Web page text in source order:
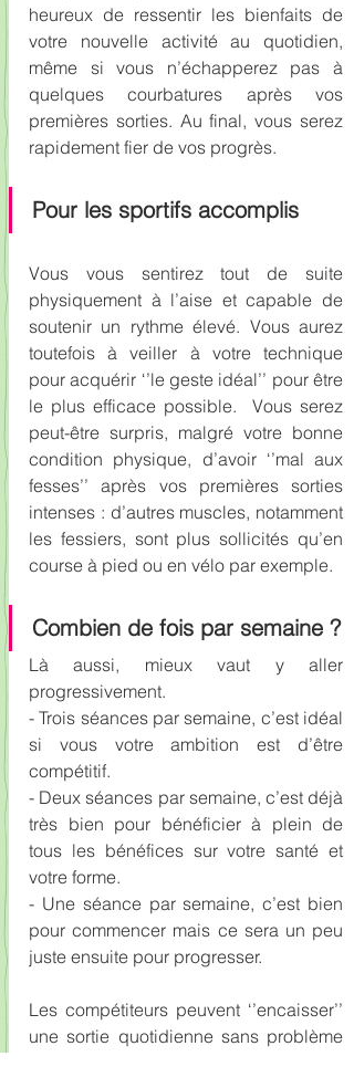
heureux de ressentir les bienfaits de
votre nouvelle activité au quotidien,
même si vous n’échapperez pas à
quelques courbatures après vos
premières sorties. Au final, vous serez
rapidement fier de vos progrès.
Pour les sportifs accomplis
Vous vous sentirez tout de suite
physiquement à l’aise et capable de
soutenir un rythme élevé. Vous aurez
toutefois à veiller à votre technique
pour acquérir ‘’le geste idéal’’ pour être
le plus efficace possible.  Vous serez
peut-être surpris, malgré votre bonne
condition physique, d’avoir ‘’mal aux
fesses’’ après vos premières sorties
intenses : d’autres muscles, notamment
les fessiers, sont plus sollicités qu’en
course à pied ou en vélo par exemple.
Combien de fois par semaine ?
Là aussi, mieux vaut y aller
progressivement.
- Trois séances par semaine, c’est idéal
si vous votre ambition est d’être
compétitif.
- Deux séances par semaine, c’est déjà
très bien pour bénéficier à plein de
tous les bénéfices sur votre santé et
votre forme.
- Une séance par semaine, c’est bien
pour commencer mais ce sera un peu
juste ensuite pour progresser.
Les compétiteurs peuvent ‘’encaisser’’
une sortie quotidienne sans problème